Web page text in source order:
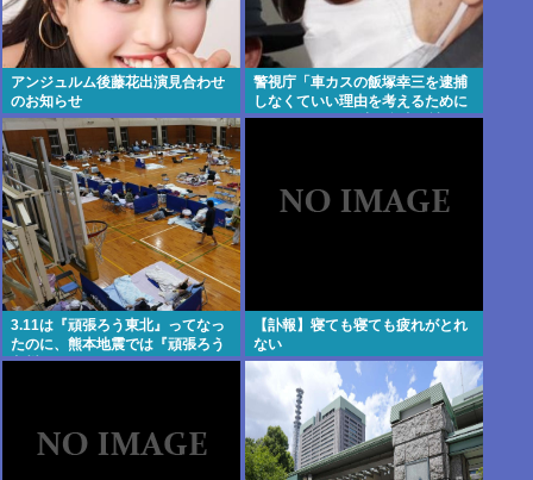
アンジュルム後藤花出演見合わせ
のお知らせ
警視庁「車カスの飯塚幸三を逮捕
しなくていい理由を考えるために
1000ページもの法解釈書を読ん
3.11は『頑張ろう東北』ってなっ
たのに、熊本地震では『頑張ろう
九州』とならなかったのは何故な
【訃報】寝ても寝ても疲れがとれ
ない